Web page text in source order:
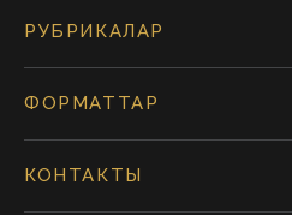
РУБРИКАЛАР
ФОРМАТТАР
КОНТАКТЫ